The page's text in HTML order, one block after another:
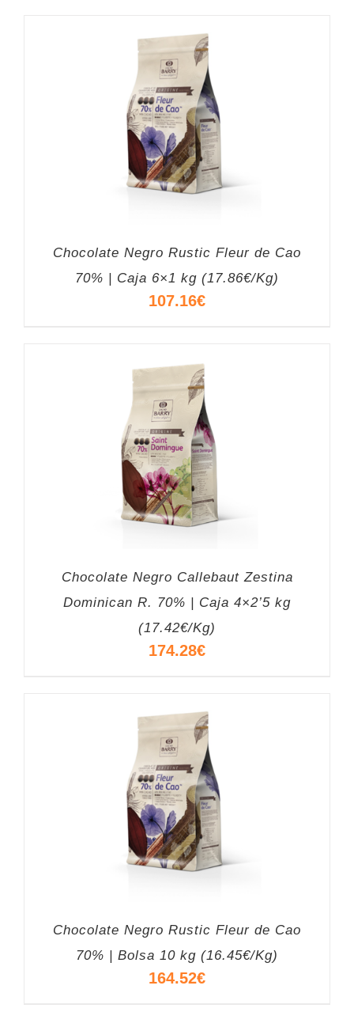
Chocolate Negro Rustic Fleur de Cao
70% | Caja 6×1 kg (17.86€/Kg)
107.16€
Chocolate Negro Callebaut Zestina
Dominican R. 70% | Caja 4×2’5 kg
(17.42€/Kg)
174.28€
Chocolate Negro Rustic Fleur de Cao
70% | Bolsa 10 kg (16.45€/Kg)
164.52€